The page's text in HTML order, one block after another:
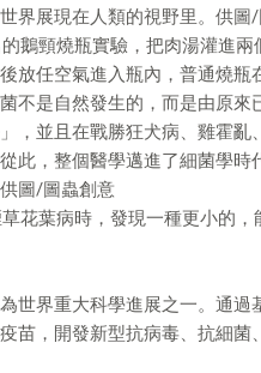
界展現在人類的視野里。供圖
鵝頸燒瓶實驗，把肉湯灌進
放任空氣進入瓶內，普通燒瓶
是自然發生的，而是由原來
，並且在戰勝狂犬病、雞霍亂
此，整個醫學邁進了細菌學時
圖/圖蟲創意
花葉病時，發現一種更小的
世界重大科學進展之一。通過
苗，開發新型抗病毒、抗細菌